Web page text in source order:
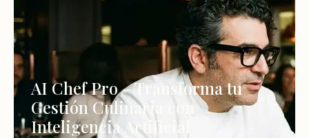
AI Chef Pro – Transforma tu
Gestión Culinaria con
Inteligencia Artificial